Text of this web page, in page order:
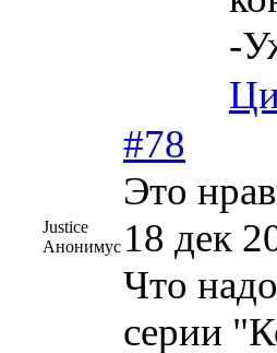
-
Justice
Анонимус
#78
Это
18 дек
Что
серии